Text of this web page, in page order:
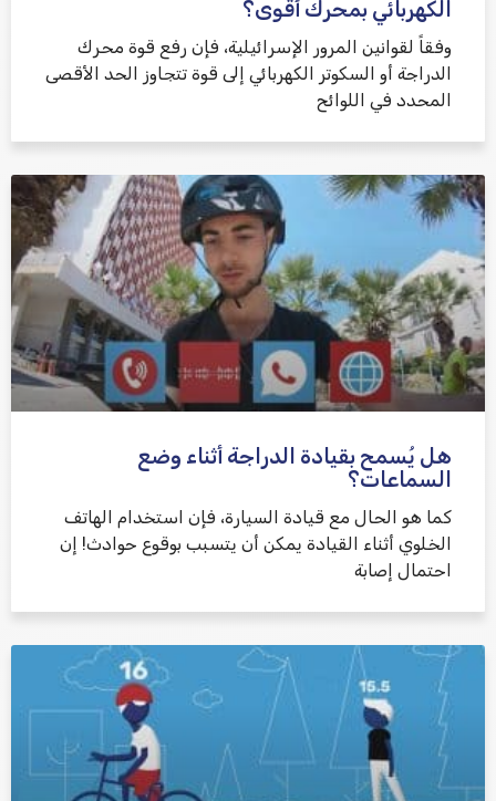
الكهربائي بمحرك أقوى؟
وفقاً لقوانين المرور الإسرائيلية، فإن رفع قوة محرك
الدراجة أو السكوتر الكهربائي إلى قوة تتجاوز الحد الأقصى
المحدد في اللوائح
هل يُسمح بقيادة الدراجة أثناء وضع
السماعات؟
كما هو الحال مع قيادة السيارة، فإن استخدام الهاتف
الخلوي أثناء القيادة يمكن أن يتسبب بوقوع حوادث! إن
احتمال إصابة